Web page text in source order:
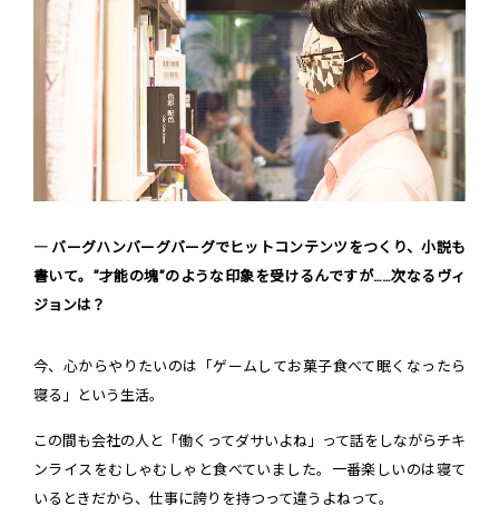
― バーグハンバーグバーグでヒットコンテンツをつくり、小説も
書いて。”才能の塊”のような印象を受けるんですが……次なるヴィ
ジョンは？
今、心からやりたいのは「ゲームしてお菓子食べて眠くなったら
寝る」という生活。
この間も会社の人と「働くってダサいよね」って話をしながらチキ
ンライスをむしゃむしゃと食べていました。一番楽しいのは寝て
いるときだから、仕事に誇りを持つって違うよねって。